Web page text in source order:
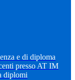
e di diploma
presso AT IM
diplomi